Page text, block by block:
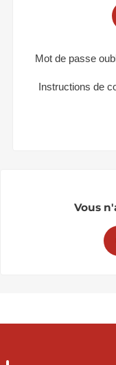
Mot de passe
Instructions de
Vous